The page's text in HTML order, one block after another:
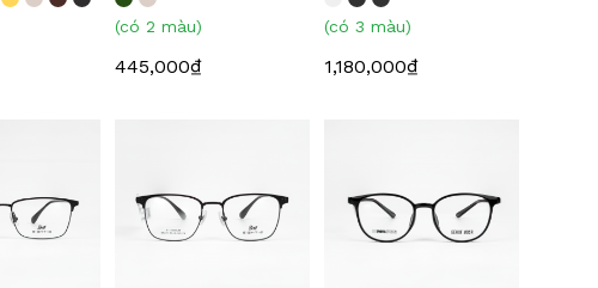
(có 2 màu)
445,000₫
(có 3 màu)
1,180,000₫